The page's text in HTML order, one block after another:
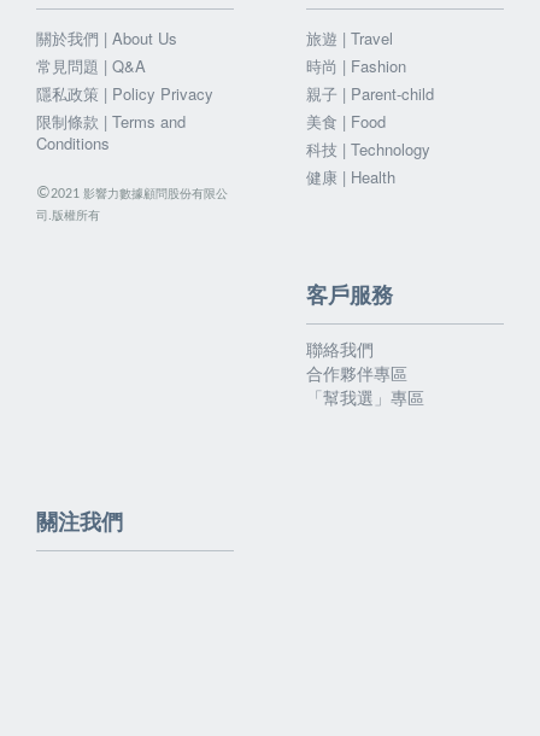
關於我們 | About Us
常見問題 | Q&A
隱私政策 | Policy Privacy
限制條款 | Terms and
Conditions
©2021 影響力數據顧問股份有限公
司.版權所有
旅遊 | Travel
時尚 | Fashion
親子 | Parent-child
美食 | Food
科技 | Technology
健康 | Health
客戶服務
聯絡我們
合作夥伴專區
「幫我選」專區
關注我們